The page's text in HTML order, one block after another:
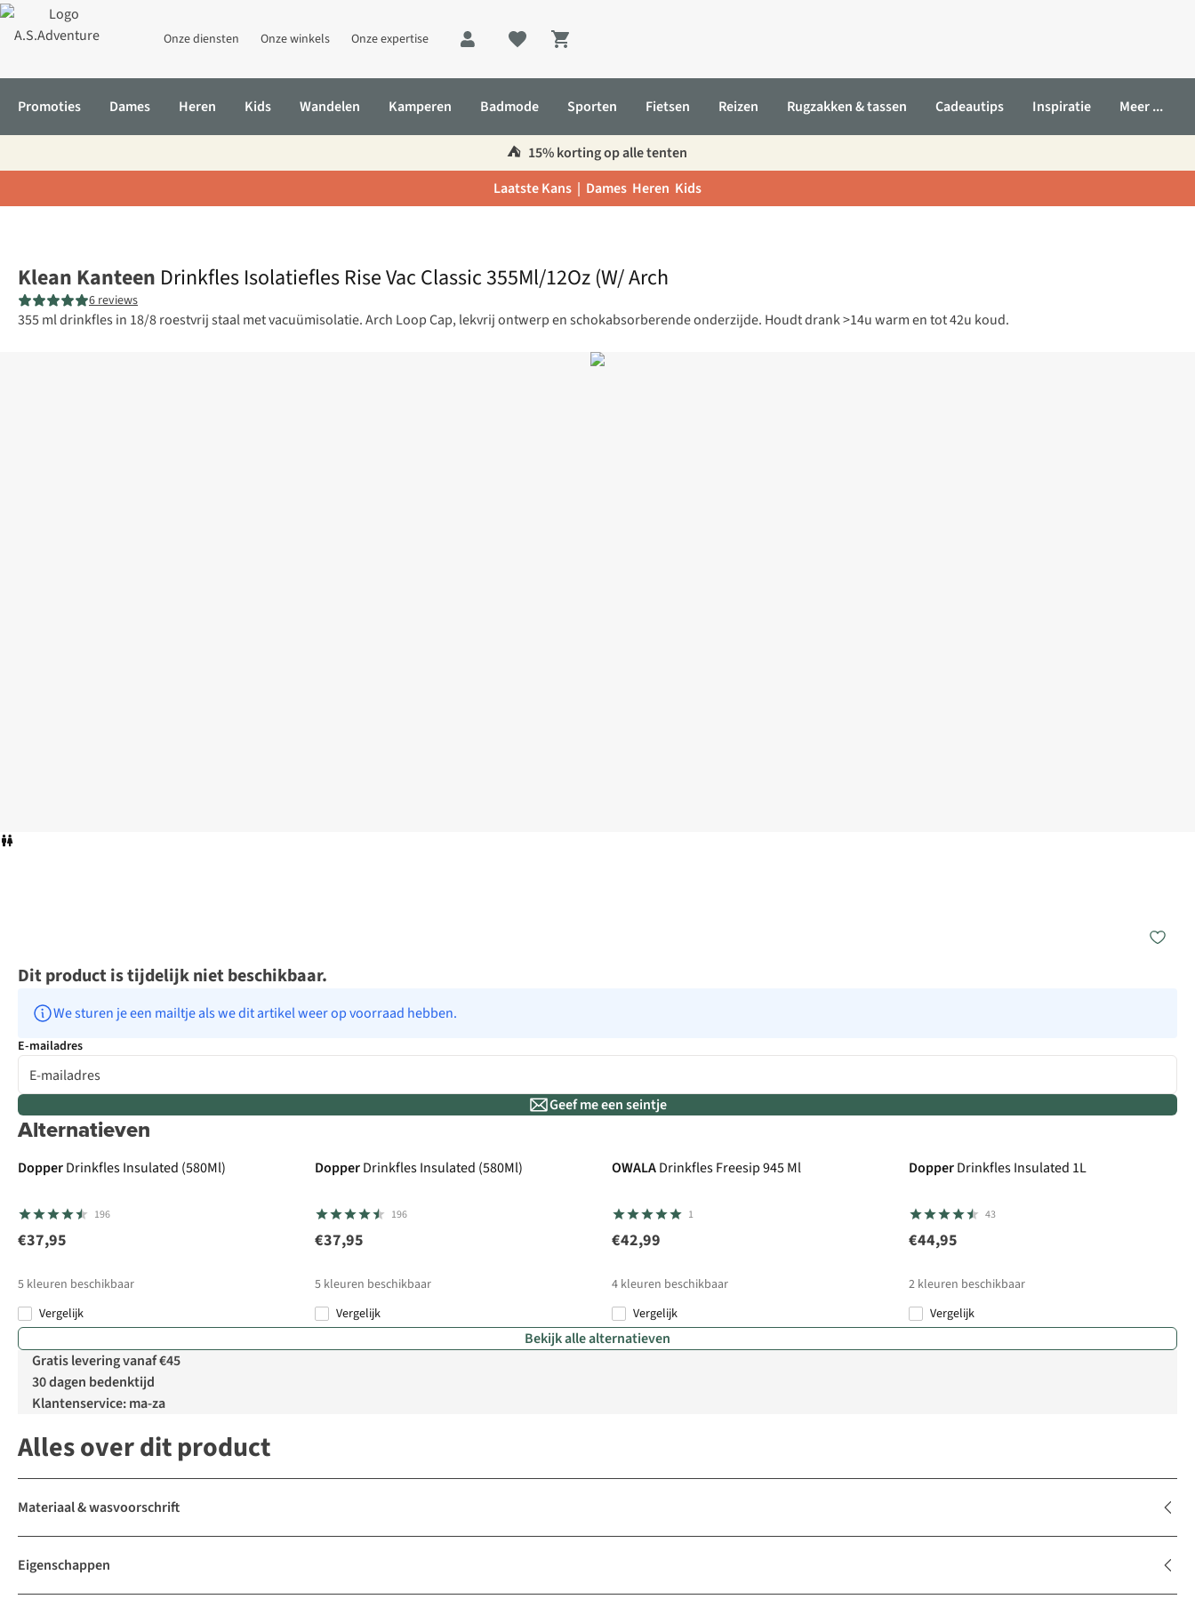
Onze diensten Onze winkels Onze expertise
Shopping cart
Promoties Dames Heren Kids Wandelen Kamperen Badmode Sporten Fietsen Reizen Rugzakken & tassen Cadeautips Inspiratie Meer ...
⛺️ 15% korting op alle tenten
Laatste Kans | Dames Heren Kids
Klean Kanteen Drinkfles Isolatiefles Rise Vac Classic 355Ml/12Oz (W/ Arch
6 reviews
355 ml drinkfles in 18/8 roestvrij staal met vacuümisolatie. Arch Loop Cap, lekvrij ontwerp en schokabsorberende onderzijde. Houdt drank >14u warm en tot 42u koud.
Dit product is tijdelijk niet beschikbaar.
We sturen je een mailtje als we dit artikel weer op voorraad hebben.
E-mailadres
Geef me een seintje
Alternatieven
DopperDrinkfles Insulated (580Ml)
196
€37,95
5 kleuren beschikbaar
Vergelijk
DopperDrinkfles Insulated (580Ml)
196
€37,95
5 kleuren beschikbaar
Vergelijk
OWALADrinkfles Freesip 945 Ml
1
€42,99
4 kleuren beschikbaar
Vergelijk
DopperDrinkfles Insulated 1L
43
€44,95
2 kleuren beschikbaar
Vergelijk
Bekijk alle alternatieven
Gratis levering vanaf €45
30 dagen bedenktijd
Klantenservice: ma-za
Alles over dit product
Materiaal & wasvoorschrift
Eigenschappen